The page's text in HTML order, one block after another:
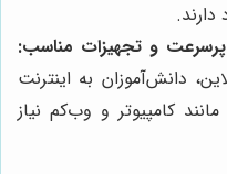
پرسرعت و تجهیزات مناسب:
دانش‌آموزان به اینترنت
کامپیوتر و وب‌کم نیاز